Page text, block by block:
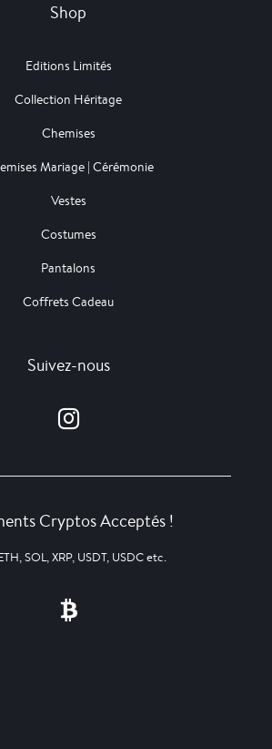
Shop
Editions Limités
Collection Héritage
Chemises
Mariage | Cérémonie
Vestes
Costumes
Pantalons
Coffrets Cadeau
Suivez-nous
Cryptos Acceptés !
SOL, XRP, USDT, USDC etc.